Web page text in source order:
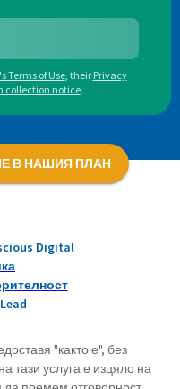
Terms of Use, their Privacy
collection notice.
В НАШИЯ ПЛАН
Digital
"както е", без
тази услуга е изцяло на